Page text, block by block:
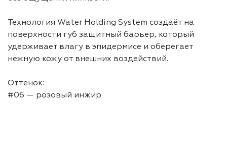
Технология Water Holding System создаёт на
поверхности губ защитный барьер, который
удерживает влагу в эпидермисе и оберегает
нежную кожу от внешних воздействий.
Оттенок:
#06 — розовый инжир